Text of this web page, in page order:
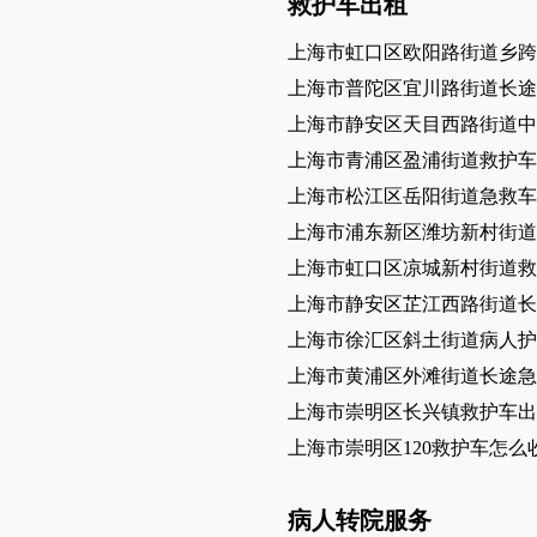
上海市虹口区欧阳路街道乡
上海市普陀区宜川路街道长
上海市静安区天目西路街道
上海市青浦区盈浦街道救护
上海市松江区岳阳街道急救
上海市浦东新区潍坊新村街
上海市虹口区凉城新村街道
上海市静安区芷江西路街道
上海市徐汇区斜土街道病人
上海市黄浦区外滩街道长途
上海市崇明区长兴镇救护车
上海市崇明区120救护车怎
病人转院服务